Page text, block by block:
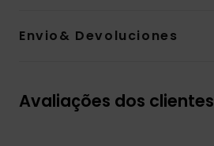
Envio& Devoluciones
Avaliações dos clientes